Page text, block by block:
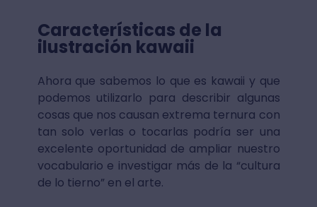
Características de la
ilustración kawaii
Ahora que sabemos lo que es kawaii y que
podemos utilizarlo para describir algunas
cosas que nos causan extrema ternura con
tan solo verlas o tocarlas podría ser una
excelente oportunidad de ampliar nuestro
vocabulario e investigar más de la “cultura
de lo tierno” en el arte.